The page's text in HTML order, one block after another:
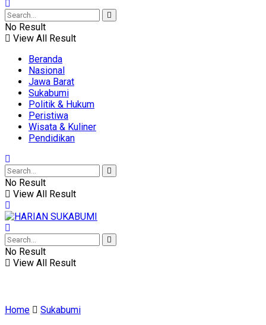
No Result
View All Result
Beranda
Nasional
Jawa Barat
Sukabumi
Politik & Hukum
Peristiwa
Wisata & Kuliner
Pendidikan
No Result
View All Result
No Result
View All Result
Home Sukabumi